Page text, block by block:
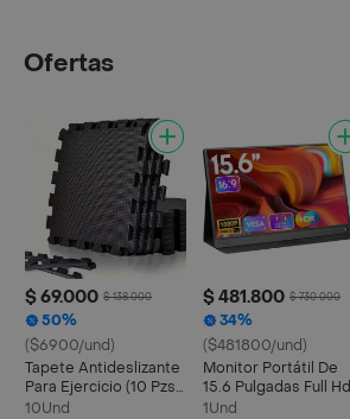
Ofertas
$ 69.000 $ 138.000
50%
($6900/und)
Tapete Antideslizante
Para Ejercicio (10 Pzs
De 30x30 Cm)
10Und
$ 481.800 $ 730.000
34%
($481800/und)
Monitor Portátil De
15.6 Pulgadas Full Hd
Pantalla Color Black
1Und